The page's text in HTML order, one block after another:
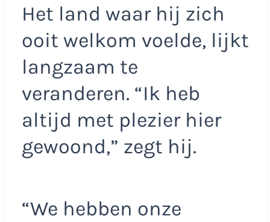
Het land waar hij zich
ooit welkom voelde, lijkt
langzaam te
veranderen. “Ik heb
altijd met plezier hier
gewoond,” zegt hij.
“We hebben onze